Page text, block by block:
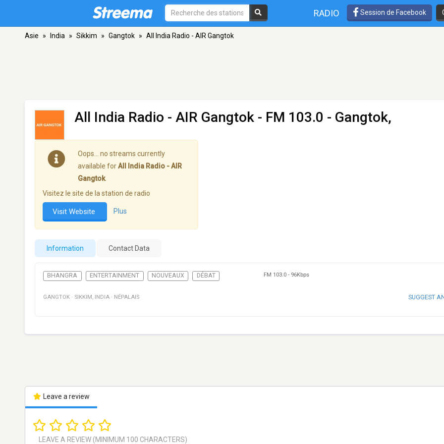
RADIO Session de Facebook
Asie » India » Sikkim » Gangtok » All India Radio - AIR Gangtok
All India Radio - AIR Gangtok - FM 103.0 - Gangtok,
Oops… no streams currently
available forAll India Radio - AIR
Gangtok.
Visitez le site de la station de radio
Visit Website Plus
Information Contact Data
BHANGRA ENTERTAINMENT NOUVEAUX DÉBAT FM 103.0 - 96Kbps
GANGTOK · SIKKIM , INDIA · NÉPALAIS SUGGEST
Leave a review